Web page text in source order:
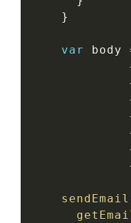
}
var body
sendEmail